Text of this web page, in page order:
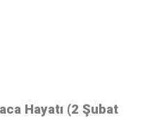
Hayatı (2 Şubat